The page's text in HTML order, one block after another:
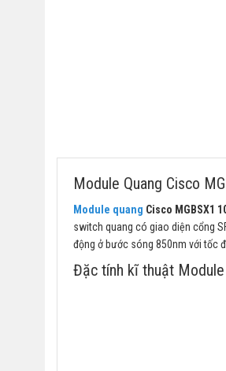
Module Quang Cisco
Module quang Cisco MGBSX1
switch quang có giao diện cổng
động ở bước sóng 850nm với tốc
Đặc tính kĩ thuật Module